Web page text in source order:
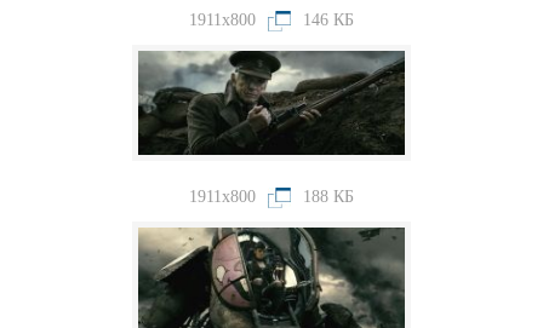
1911x800 146 КБ
1911x800 188 КБ